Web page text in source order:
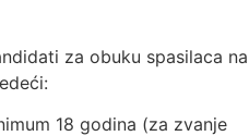
za obuku spasilaca na
18 godina (za zvanje